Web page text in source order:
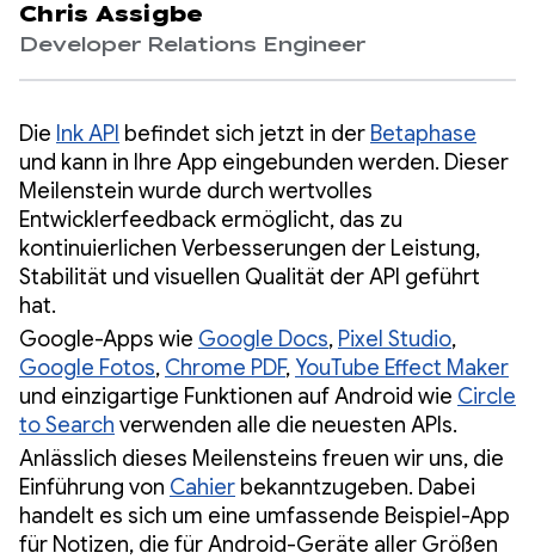
Chris Assigbe
Developer Relations Engineer
Die Ink API befindet sich jetzt in der Betaphase
und kann in Ihre App eingebunden werden. Dieser
Meilenstein wurde durch wertvolles
Entwicklerfeedback ermöglicht, das zu
kontinuierlichen Verbesserungen der Leistung,
Stabilität und visuellen Qualität der API geführt
hat.
Google-Apps wie Google Docs, Pixel Studio,
Google Fotos, Chrome PDF,YouTube Effect Maker
und einzigartige Funktionen auf Android wie Circle
to Search verwenden alle die neuesten APIs.
Anlässlich dieses Meilensteins freuen wir uns, die
Einführung von Cahier bekanntzugeben. Dabei
handelt es sich um eine umfassende Beispiel-App
für Notizen, die für Android-Geräte aller Größen